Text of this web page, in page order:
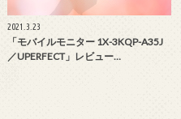
2021.3.23
「モバイルモニター 1X-3KQP-A35J
／UPERFECT」レビュー…